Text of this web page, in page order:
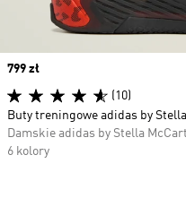
Price
799 zł
(10)
Buty treningowe adidas by
Damskie adidas by Stella
6 kolory